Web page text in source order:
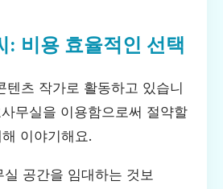
: 비용 효율적인 선택
텐츠 작가로 활동하고 있습니
무실을 이용함으로써 절약할
이야기해요.
실 공간을 임대하는 것보